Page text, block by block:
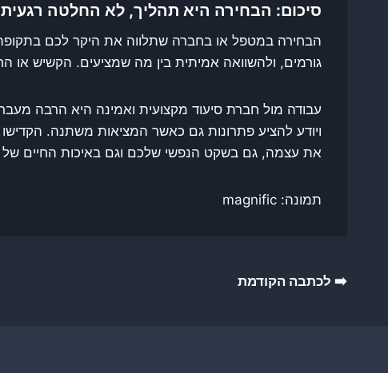
סיכום: הבחירה היא תהליך, לא החלטה רגעית
הבחירה במטפל או בחברה שתלווה את היקר לכם
גורמים, ולהשוואה אמיתית בין מה שמציעים. הקשיש
עבודה מול חברת סיעוד מקצועית ואמינה היא הרבה
ויודע להציע פתרונות גם כאשר המציאות משתנה.
את עצמה, גם בשקט הנפשי שלכם וגם באיכות החיים של
תמונה: magnific
ניווט
➡️ לכתבה הקודמת